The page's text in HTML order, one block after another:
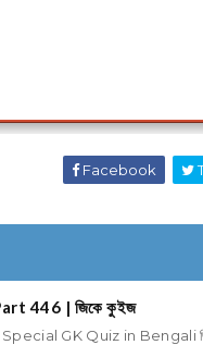
Facebook
446 | জিকে কুইজ
| Special GK Quiz in Bengali